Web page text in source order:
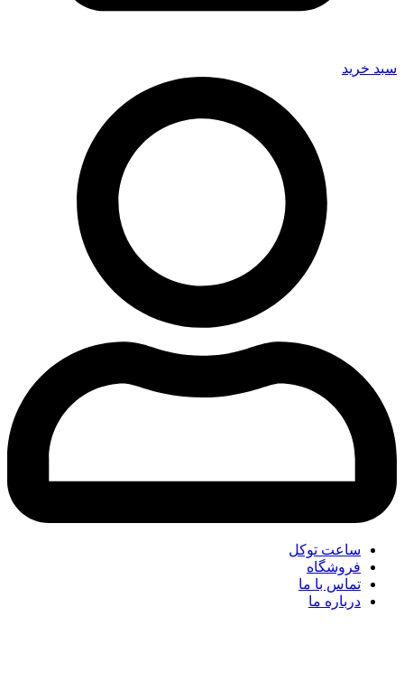
سبد خرید
ساعت توکل
فروشگاه
تماس با ما
درباره ما